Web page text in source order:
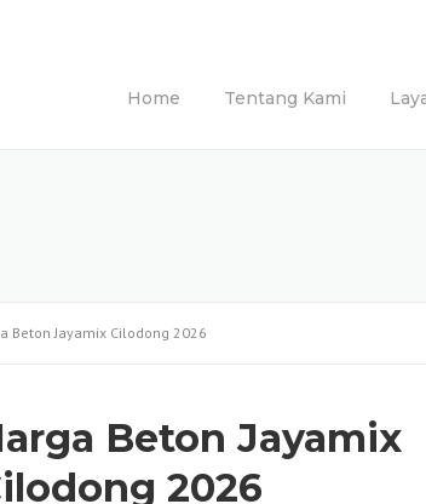
Home Tentang Kami
Beton Jayamix Cilodong 2026
Beton Jayamix
2026